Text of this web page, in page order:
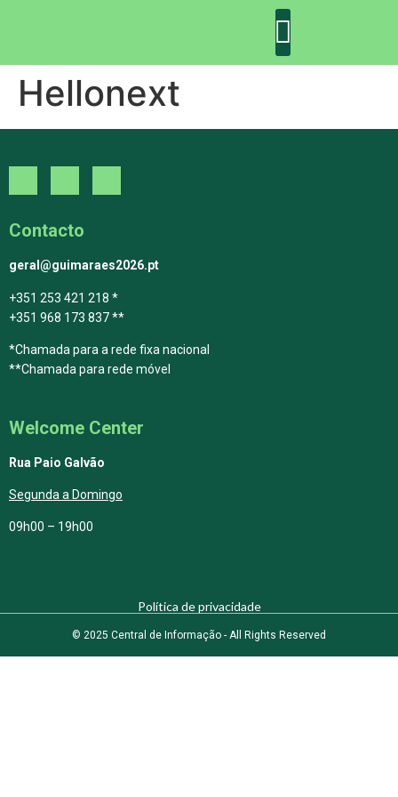
Hellonext
Contacto
geral@guimaraes2026.pt
+351 253 421 218 *
+351 968 173 837 **
*Chamada para a rede fixa nacional
**Chamada para rede móvel
Welcome Center
Rua Paio Galvão
Segunda a Domingo
09h00 – 19h00
Política de privacidade
© 2025 Central de Informação - All Rights Reserved